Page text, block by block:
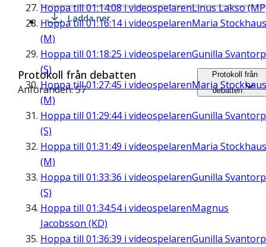
Hoppa till01:14:08i videospelarenLinus Lakso
Hoppa till01:16:14i videospelarenMaria Stockhaus
(M)
Hoppa till 01:18:25 i videospelarenGunilla Svantorp
(S)
Hoppa till01:27:45 i videospelarenMaria Stockhaus
(M)
Hoppa till 01:29:44i videospelarenGunilla Svantorp
(S)
Hoppa till 01:31:49 i videospelarenMaria Stockhaus
(M)
Hoppa till 01:33:36 i videospelarenGunilla Svantorp
(S)
Hoppa till 01:34:54i videospelarenMagnus
Jacobsson (KD)
Hoppa till 01:36:39 i videospelarenGunilla Svantorp
Ladda ner
Protokoll från debatten
Anföranden: 57
Protokoll från
debatten